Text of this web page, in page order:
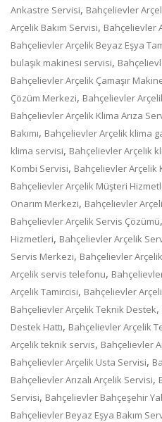
Ankastre Servisi, Bahçelievler
Arçelik Bakım Servisi, Bahçelievler
Bahçelievler Arçelik Beyaz Eşya
bulaşık makinesi servisi,
Bahçelievler Arçelik Çamaşır
Çözüm Merkezi, Bahçelievler
Bahçelievler Arçelik Klima Arıza
Bakımı, Bahçelievler Arçelik klima
klima servisi, Bahçelievler Arçelik
Kombi Servisi, Bahçelievler Arçelik
Bahçelievler Arçelik Müşteri
Onarım Merkezi, Bahçelievler
Bahçelievler Arçelik Servis Çözümü,
Hizmetleri, Bahçelievler Arçelik
Servis Merkezi, Bahçelievler
Arçelik servis telefonu,
Arçelik Tamircisi, Bahçelievler
Bahçelievler Arçelik Teknik Destek,
Destek Hattı, Bahçelievler Arçelik
Arçelik teknik servis, Bahçelievler
Bahçelievler Arçelik Usta Servisi,
Bahçelievler Arızalı Arçelik Servisi,
Servisi, Bahçelievler Bahçeşehir
Bahçelievler Beyaz Eşya Bakım